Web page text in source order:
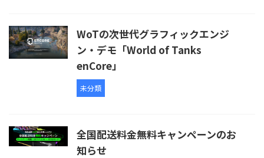
WoTの次世代グラフィックエンジ
ン・デモ「World of Tanks
enCore」
未分類
全国配送料金無料キャンペーンのお
知らせ